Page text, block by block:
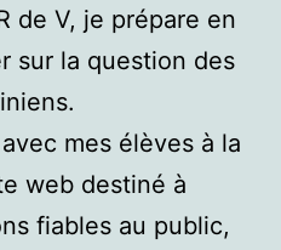
de V, je prépare en
sur la question des
mes élèves à la
web destiné à
fiables au public,